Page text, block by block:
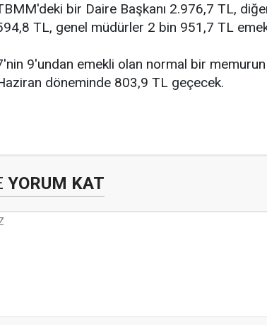
bir Daire Başkanı 2.976,7 TL,
TL, genel müdürler 2 bin 951,7 TL
9'undan emekli olan normal bir
döneminde 803,9 TL geçecek.
YORUM KAT